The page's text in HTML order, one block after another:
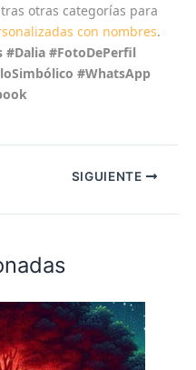
otras categorías para
con nombres.
#Dalia #FotoDePerfil
#WhatsApp
SIGUIENTE